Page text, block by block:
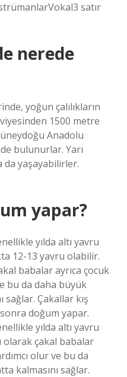
satır
nerede
yoğun çalılıkların
1500 metre
Anadolu
bulunurlar. Yarı
da yaşayabilirler.
yapar?
yılda altı yavru
12-13 yavru olabilir.
babalar ayrıca çocuk
bu da daha büyük
sağlar. Çakallar kış
doğum yapar.
yılda altı yavru
çakal babalar
olur ve bu da
kalmasını sağlar.